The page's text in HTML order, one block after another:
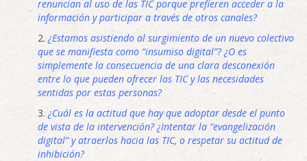
renuncian al uso de las TIC porque prefieren acceder a la
información y participar a través de otros canales?
¿Estamos asistiendo al surgimiento de un nuevo colectivo
que se manifiesta como “insumiso digital”? ¿O es
simplemente la consecuencia de una clara desconexión
entre lo que pueden ofrecer las TIC y las necesidades
sentidas por estas personas?
¿Cuál es la actitud que hay que adoptar desde el punto
de vista de la intervención? ¿Intentar la “evangelización
digital” y atraerlos hacia las TIC, o respetar su actitud de
inhibición?